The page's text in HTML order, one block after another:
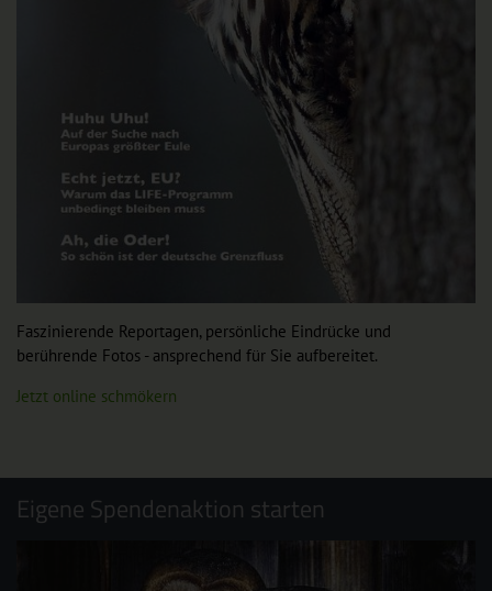
Faszinierende Reportagen, persönliche Eindrücke und
berührende Fotos - ansprechend für Sie aufbereitet.
Jetzt online schmökern
Eigene Spendenaktion starten